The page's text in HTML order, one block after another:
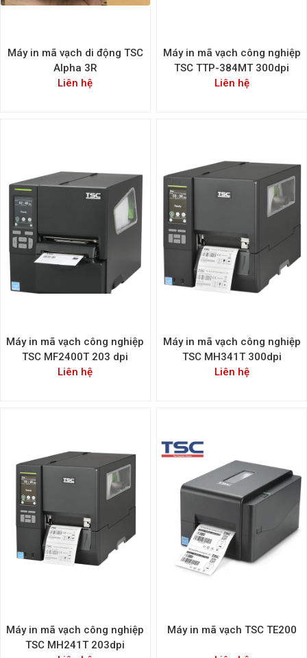
Máy in mã vạch di động TSC
Alpha 3R
Liên hệ
Máy in mã vạch công nghiệp
TSC TTP-384MT 300dpi
Liên hệ
Máy in mã vạch công nghiệp
TSC MF2400T 203 dpi
Liên hệ
Máy in mã vạch công nghiệp
TSC MH341T 300dpi
Liên hệ
Máy in mã vạch công nghiệp
TSC MH241T 203dpi
Máy in mã vạch TSC TE200